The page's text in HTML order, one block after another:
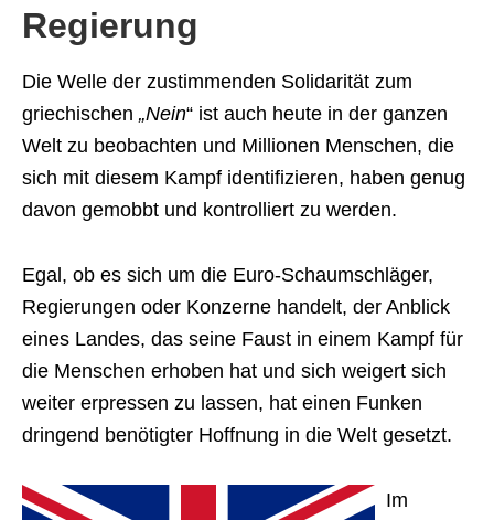
Regierung
Die Welle der zustimmenden Solidarität zum
griechischen „Nein“ ist auch heute in der ganzen
Welt zu beobachten und Millionen Menschen, die
sich mit diesem Kampf identifizieren, haben genug
davon gemobbt und kontrolliert zu werden.
Egal, ob es sich um die Euro-Schaumschläger,
Regierungen oder Konzerne handelt, der Anblick
eines Landes, das seine Faust in einem Kampf für
die Menschen erhoben hat und sich weigert sich
weiter erpressen zu lassen, hat einen Funken
dringend benötigter Hoffnung in die Welt gesetzt.
Im